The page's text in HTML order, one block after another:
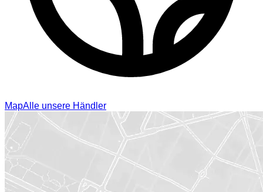
MapAlle unsere Händler